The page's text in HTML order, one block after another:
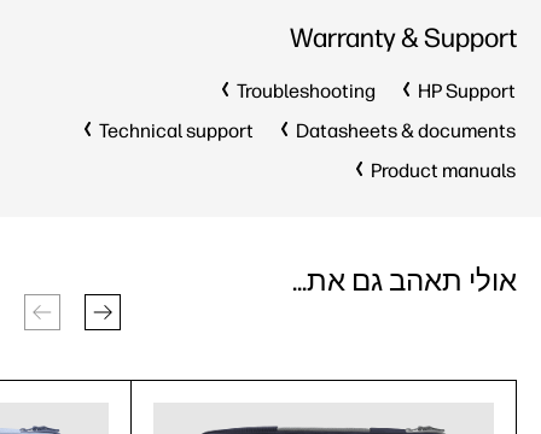
Warranty & Support
HP Support
Troubleshooting
Datasheets & documents
Technical support
Product manuals
אולי תאהב גם את...